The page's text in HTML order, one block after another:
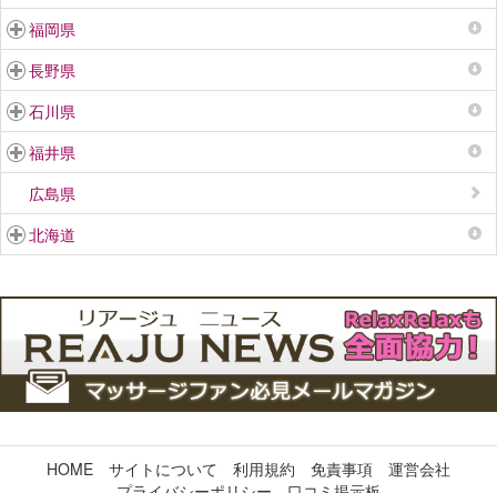
福岡県
長野県
石川県
福井県
広島県
北海道
HOME サイトについて 利用規約 免責事項
運営会社